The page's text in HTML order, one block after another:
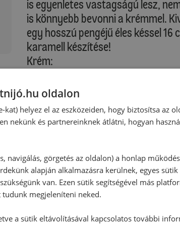
is egyenletes vastagságú lesz,
is könnyebb bevonni a krémmel.
egy hosszú pengéjű éles késsel
karamell készítése!
Krém:
Fém habüstbe ütöm fel a
vaníliáscukrot és elkeverem. A
70%) Egy edényben 2 ujjnyi vizet
gőz fölött habosra keverem a
az olvasztott csokit, a kakaóport
krémet. Ezután hozzáadom a
keverem. Még habosabb lesz a
behűtöm, és újra kikeverem. A
elkészítem a piskótalapokat.
Karamell:
Egy kisebb teflonozott edénybe
oldalon
helyez el az eszközeiden, hogy biztosítsa az
nekünk és partnereinknek átlátni, hogyan
navigálás, görgetés az oldalon) a honlap
alapján alkalmazásra kerülnek, egyes
van. Ezen sütik segítségével más
megjeleníteni neked.
a sütik eltávolításával kapcsolatos további